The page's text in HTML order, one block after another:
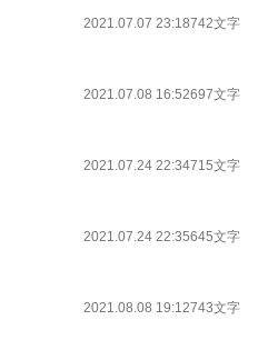
2021.07.07 23:18742文字
2021.07.08 16:52697文字
2021.07.24 22:34715文字
2021.07.24 22:35645文字
2021.08.08 19:12743文字